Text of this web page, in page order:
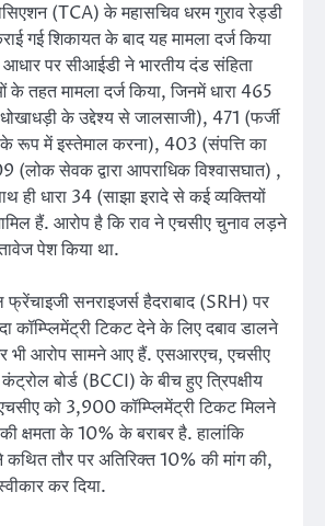
(TCA) के महासचिव धरम गुराव रेड्डी
गई शिकायत के बाद यह मामला दर्ज किया
पर सीआईडी ​​ने भारतीय दंड संहिता
तहत मामला दर्ज किया, जिनमें धारा 465
के उद्देश्य से जालसाजी), 471 (फर्जी
रूप में इस्तेमाल करना), 403 (संपत्ति का
(लोक सेवक द्वारा आपराधिक विश्वासघात) ,
ही धारा 34 (साझा इरादे से कई व्यक्तियों
शामिल हैं. आरोप है कि राव ने एचसीए चुनाव लड़ने
पेश किया था.
फ्रेंचाइजी सनराइजर्स हैदराबाद (SRH) पर
कॉम्प्लिमेंट्री टिकट देने के लिए दबाव डालने
भी आरोप सामने आए हैं. एसआरएच, एचसीए
बोर्ड (BCCI) के बीच हुए त्रिपक्षीय
को 3,900 कॉम्प्लिमेंट्री टिकट मिलने
क्षमता के 10% के बराबर है. हालांकि
कथित तौर पर अतिरिक्त 10% की मांग की,
कर दिया.